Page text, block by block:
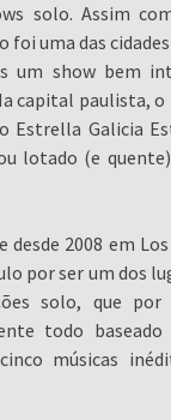
solo. Assim
foi uma das
um show bem
capital paulista,
Estrella Galicia
lotado (e
desde 2008 em
por ser um dos
solo, que
todo baseado
músicas